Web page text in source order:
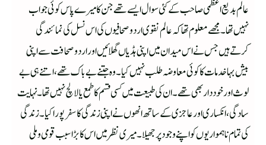
عالم بدیع اعظمی صاحب کے کئی سوال ایسے تھے جن کا میرے پاس کوئی جواب
نہیں تھا۔ مجھے معلوم تھا کہ عالم نقوی اردو صحافیوں کی اس نسل کی نمائندگی
کرتے ہیں جس نے اس میدان میں اپنی ہڈیاں گھلائیں اور اردو صحافت سے اپنی
بیش بہا خدمات کا کوئی معاوضہ طلب نہیں کیا۔ وہ جتنے بے باک تھے، اتنے ہی بے
لوث اور خوددار بھی تھے۔ ان کی طبیعت میں کسی قسم کا طمع یا لالچ نہیں تھا۔ نہایت
سادگی، انکساری اور عاجزی کے ساتھ انھوں نے اپنی زندگی کا سفر پورا کیا۔زندگی
کی تمام ناہمواریوں کو اپنے وجود پر جھیلا۔ میری نظر میں اس کا بڑا سبب قومی وملی